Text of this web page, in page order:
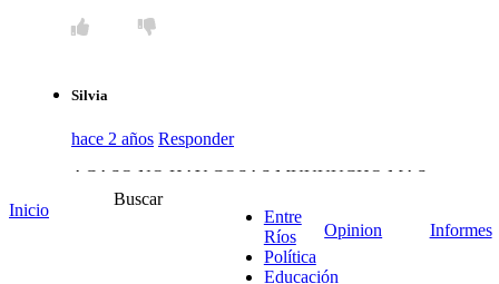
Silvia
hace 2 años Responder
ACASO NO HAY COSAS MUUUUCHO MAS
IMPORTANTES PARA TRATAR , Q CAMBIAR UN
NOMBRE. X FAVOR, LAS CALLES UN
DESASTRE. . UBIQUENSE X FAVOR. PEDER EL
TIEMPO EN CAMBIAR NOMBRES. HAGAN
COSAS IMPORTANTES.
Inicio
Buscar
Entre
Ríos
Política
Educación
Opinion Informes